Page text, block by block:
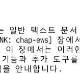
일반 텍스트 문서
chap-ews] 장에
이 장에서는 이러
능과 추가 도구를
안내합니다.